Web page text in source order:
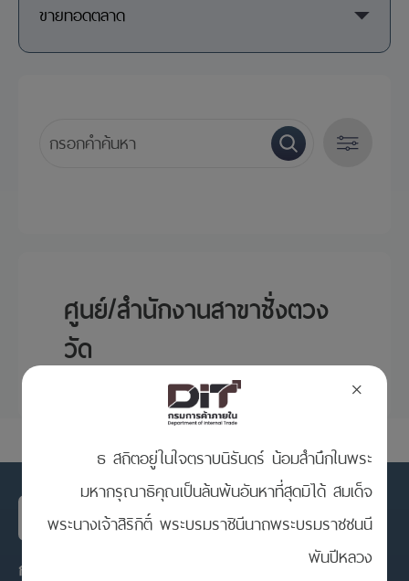
ขายทอดตลาด
ศูนย์/สำนักงานสาขาชั่งตวง
วัด
×
ธ สถิตอยู่ในใจตราบนิรันดร์ น้อมสำนึกในพระ
มหากรุณาธิคุณเป็นล้นพ้นอันหาที่สุดมิได้ สมเด็จ
พระนางเจ้าสิริกิติ์ พระบรมราชินีนาถพระบรมราชชนนี
พันปีหลวง
กรมการค้าภายใน กระทรวงพาณิชย์